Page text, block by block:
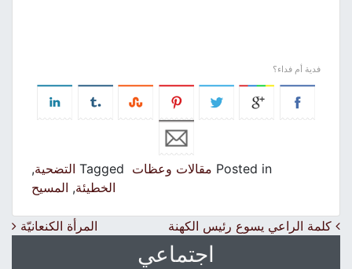
فدية أم فداء؟
Posted in مقالات وعظات Tagged التضحية,
الخطيئة,المسيح
Post navigation
كلمة الراعي يسوع رئيس الكهنة المرأة الكنعانيّة
اجتماعي